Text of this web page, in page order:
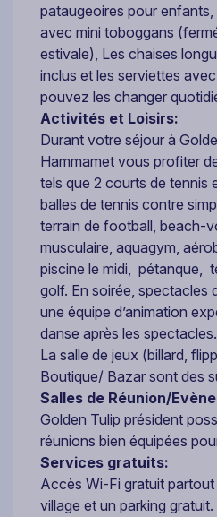
pataugeoires pour
avec mini toboggans
estivale), Les chaises
inclus et les serviettes
pouvez les changer
Activités et Loisirs:
Durant votre séjour à
Hammamet vous profiter
tels que 2 courts de tennis
balles de tennis contre
terrain de football, beach-
musculaire, aquagym,
piscine le midi, pétanque,
golf. En soirée, spectacles
une équipe d’animation
danse après les spectacles.
La salle de jeux (billard,
Boutique/ Bazar sont des
Salles de Réunion/
Golden Tulip président
réunions bien équipées
Services gratuits:
Accès Wi-Fi gratuit partout
village et un parking gratuit.